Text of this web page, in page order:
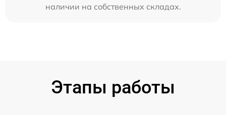
наличии на собственных складах.
Этапы работы